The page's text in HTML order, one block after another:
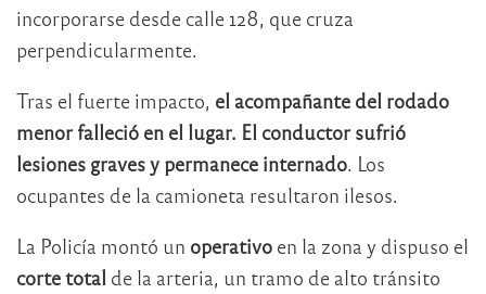
incorporarse desde calle 128, que cruza
perpendicularmente.
Tras el fuerte impacto, el acompañante del rodado
menor falleció en el lugar. El conductor sufrió
lesiones graves y permanece internado. Los
ocupantes de la camioneta resultaron ilesos.
La Policía montó un operativo en la zona y dispuso el
corte total de la arteria, un tramo de alto tránsito